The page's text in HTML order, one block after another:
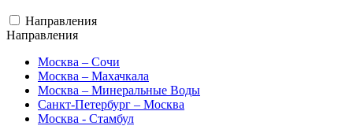
Направления
Направления
Москва – Сочи
Москва – Махачкала
Москва – Минеральные Воды
Санкт-Петербург – Москва
Москва - Стамбул